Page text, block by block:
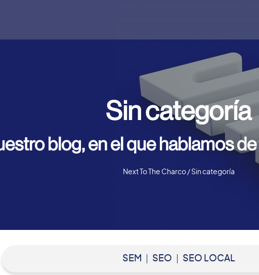
Sin categoría
blog, en el que hablamos
Next To The Charco/ Sin categoría
SEM SEO SEO LOCAL